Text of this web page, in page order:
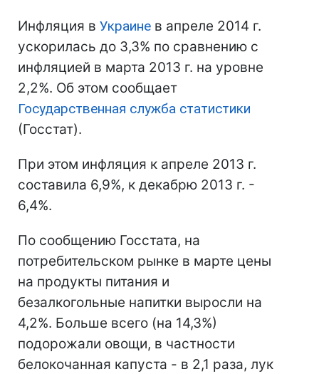
Инфляция в Украине в апреле 2014 г.
ускорилась до 3,3% по сравнению с
инфляцией в марта 2013 г. на уровне
2,2%. Об этом сообщает
Государственная служба статистики
(Госстат).
При этом инфляция к апреле 2013 г.
составила 6,9%, к декабрю 2013 г. -
6,4%.
По сообщению Госстата, на
потребительском рынке в марте цены
на продукты питания и
безалкогольные напитки выросли на
4,2%. Больше всего (на 14,3%)
подорожали овощи, в частности
белокочанная капуста - в 2,1 раза, лук